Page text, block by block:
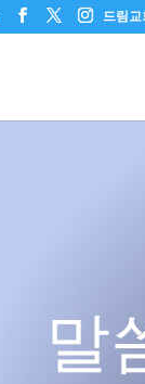
드림
말